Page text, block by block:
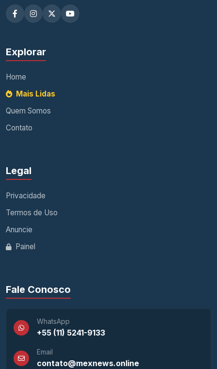
Explorar
Home
Mais Lidas
Quem Somos
Contato
Legal
Privacidade
Termos de Uso
Anuncie
Painel
Fale Conosco
WhatsApp
+55 (11) 5241-9133
Email
contato@mexnews.online